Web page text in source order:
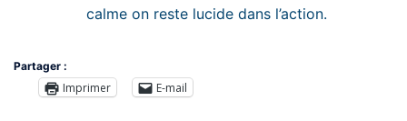
calme on reste lucide dans l’action.
Partager :
Imprimer E-mail